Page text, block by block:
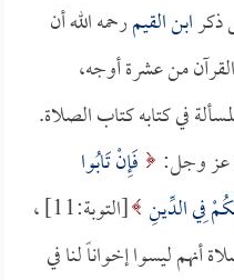
ذكرابن القيمرحمه الله أن
من عشرة أوجه،
في كتابه كتاب الصلاة.
عز وجل:
فَإِنْ تَابُوا
فِي الدِّينِ
[التوبة:11] ،
أنهم ليسوا إخواناً لنا في